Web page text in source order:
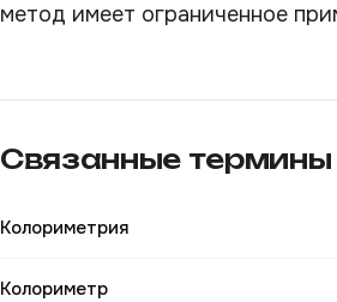
метод имеет ограниченное
Связанные термины
Колориметрия
Колориметр